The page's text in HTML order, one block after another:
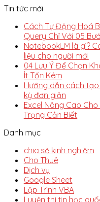
Tin tức mới
Cách Tự Động Hoá
Query Chỉ Với 05
NotebookLM là gì?
liệu cho người mới
04 Lưu Ý Để Chọn
Ít Tốn Kém
Hướng dẫn cách tạo
kỳ đơn giản
Excel Nâng Cao
Trọng Cần Biết
Danh mục
chia sẽ kinh nghiệm
Cho Thuê
Dịch vụ
Google Sheet
Lập Trình VBA
Luyện thi tin học